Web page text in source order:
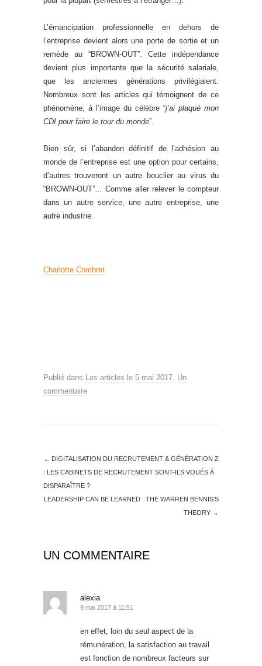
L’émancipation professionnelle en dehors de
l’entreprise devient alors une porte de sortie et un
remède au “BROWN-OUT”. Cette indépendance
devient plus importante que la sécurité salariale,
que les anciennes générations privilégiaient.
Nombreux sont les articles qui témoignent de ce
phénomène, à l’image du célèbre “j’ai plaqué mon
CDI pour faire le tour du monde”.
Bien sûr, si l’abandon définitif de l’adhésion au
monde de l’entreprise est une option pour certains,
d’autres trouveront un autre bouclier au virus du
“BROWN-OUT”… Comme aller relever le compteur
dans un autre service, une autre entreprise, une
autre industrie.
Charlotte Combret
Publié dans Les articles le 5 mai 2017. Un
commentaire
← DIGITALISATION DU RECRUTEMENT & GÉNÉRATION Z
: LES CABINETS DE RECRUTEMENT SONT-ILS VOUÉS À
DISPARAÎTRE ?
LEADERSHIP CAN BE LEARNED : THE WARREN BENNIS’S
THEORY →
UN COMMENTAIRE
alexia
9 mai 2017 à 11:51
en effet, loin du seul aspect de la
rémunération, la satisfaction au travail
est fonction de nombreux facteurs sur